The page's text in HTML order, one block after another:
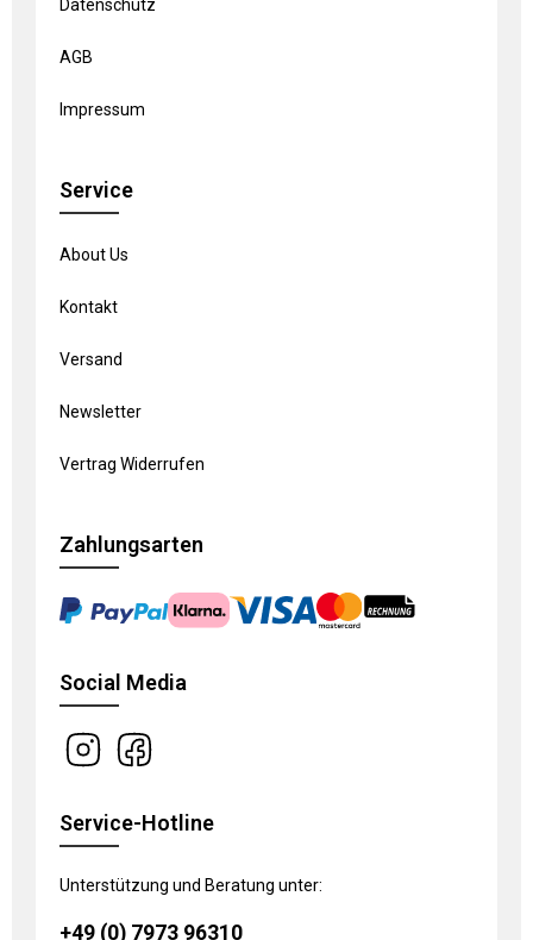
Datenschutz
AGB
Impressum
Service
About Us
Kontakt
Versand
Newsletter
Vertrag Widerrufen
Zahlungsarten
Social Media
Service-Hotline
Unterstützung und Beratung unter:
+49 (0) 7973 96310